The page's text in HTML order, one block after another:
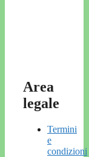
Area
legale
Termini
e
condizioni